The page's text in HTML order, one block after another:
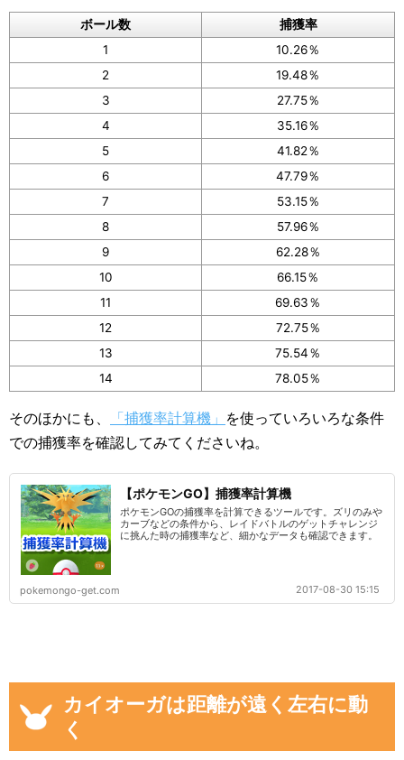
ボール数
捕獲率
1
10.26％
2
19.48％
3
27.75％
4
35.16％
5
41.82％
6
47.79％
7
53.15％
8
57.96％
9
62.28％
10
66.15％
11
69.63％
12
72.75％
13
75.54％
14
78.05％
そのほかにも、 「捕獲率計算機」 を使っていろいろな条件
での捕獲率を確認してみてくださいね。
【ポケモンGO】捕獲率計算機
ポケモンGOの捕獲率を計算できるツールです。ズリのみや
カーブなどの条件から、レイドバトルのゲットチャレンジ
に挑んた時の捕獲率など、細かなデータも確認できます。
pokemongo-get.com 2017-08-30 15:15
カイオーガは距離が遠く左右に動
く